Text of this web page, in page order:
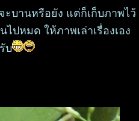
บานหรือยัง แต่ก็เก็บภาพไว้
ปหมด ให้ภาพเล่าเรื่องเอง
บ